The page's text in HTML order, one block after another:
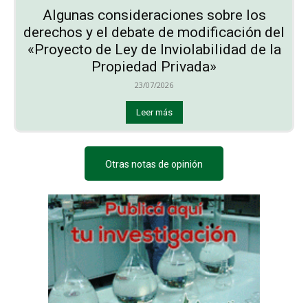
Algunas consideraciones sobre los
derechos y el debate de modificación del
«Proyecto de Ley de Inviolabilidad de la
Propiedad Privada»
23/07/2026
Leer más
Otras notas de opinión